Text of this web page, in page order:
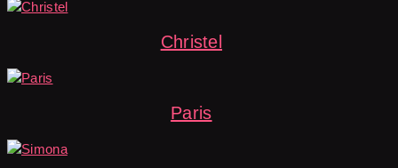
Christel
Paris